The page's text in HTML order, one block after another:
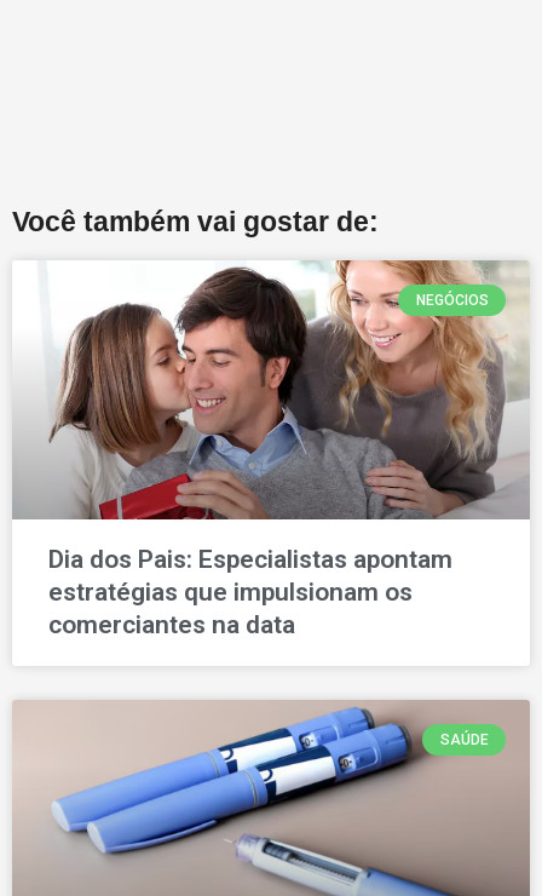
Você também vai gostar de:
NEGÓCIOS
Dia dos Pais: Especialistas apontam
estratégias que impulsionam os
comerciantes na data
SAÚDE